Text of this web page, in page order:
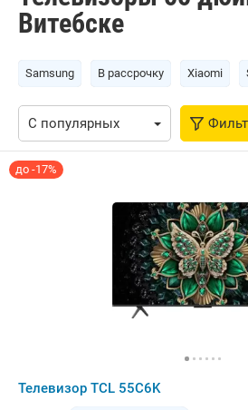
Витебске
Samsung В рассрочку Xiaomi
до -17%
Телевизор TCL 55C6K